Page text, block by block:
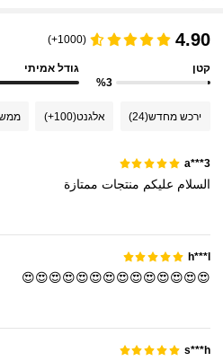
4.90
(1000+)
קטן
%3
גודל אמיתי
ירכש מחדש(24) אלגנט(100+) ממש
a***3
السلام عليكم منتجات ممتازة
h***l
😍😍😍😍😍😍😍😍😍😍😍😍😍😍
s***h